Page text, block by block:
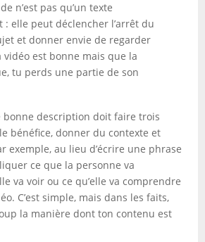
n’est pas qu’un texte
: elle peut déclencher l’arrêt du
et donner envie de regarder
vidéo est bonne mais que la
tu perds une partie de son
bonne description doit faire trois
bénéfice, donner du contexte et
exemple, au lieu d’écrire une phrase
ce que la personne va
va voir ou ce qu’elle va comprendre
C’est simple, mais dans les faits,
la manière dont ton contenu est